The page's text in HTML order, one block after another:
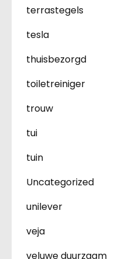
terrastegels
tesla
thuisbezorgd
toiletreiniger
trouw
tui
tuin
Uncategorized
unilever
veja
veluwe duurzaam